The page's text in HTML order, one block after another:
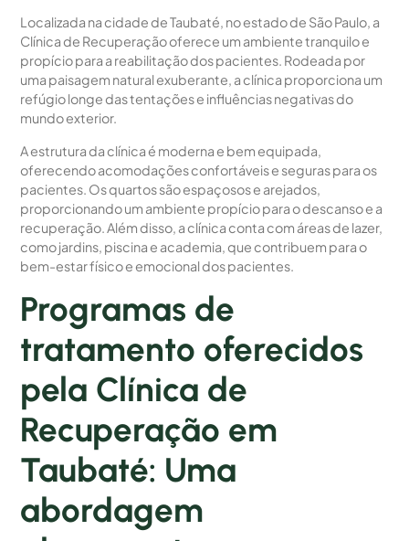
Localizada na cidade de Taubaté, no estado de São Paulo, a
Clínica de Recuperação oferece um ambiente tranquilo e
propício para a reabilitação dos pacientes. Rodeada por
uma paisagem natural exuberante, a clínica proporciona um
refúgio longe das tentações e influências negativas do
mundo exterior.
A estrutura da clínica é moderna e bem equipada,
oferecendo acomodações confortáveis e seguras para os
pacientes. Os quartos são espaçosos e arejados,
proporcionando um ambiente propício para o descanso e a
recuperação. Além disso, a clínica conta com áreas de lazer,
como jardins, piscina e academia, que contribuem para o
bem-estar físico e emocional dos pacientes.
Programas de
tratamento oferecidos
pela Clínica de
Recuperação em
Taubaté: Uma
abordagem